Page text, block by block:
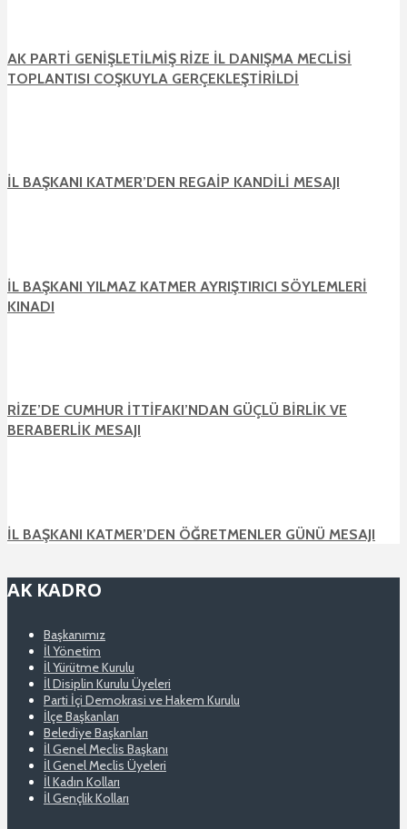
AK PARTİ GENİŞLETİLMİŞ RİZE İL DANIŞMA MECLİSİ
TOPLANTISI COŞKUYLA GERÇEKLEŞTİRİLDİ
İL BAŞKANI KATMER’DEN REGAİP KANDİLİ MESAJI
İL BAŞKANI YILMAZ KATMER AYRIŞTIRICI SÖYLEMLERİ
KINADI
RİZE’DE CUMHUR İTTİFAKI’NDAN GÜÇLÜ BİRLİK VE
BERABERLİK MESAJI
İL BAŞKANI KATMER’DEN ÖĞRETMENLER GÜNÜ MESAJI
AK KADRO
Başkanımız
İl Yönetim
İl Yürütme Kurulu
İl Disiplin Kurulu Üyeleri
Parti İçi Demokrasi ve Hakem Kurulu
İlçe Başkanları
Belediye Başkanları
İl Genel Meclis Başkanı
İl Genel Meclis Üyeleri
İl Kadın Kolları
İl Gençlik Kolları